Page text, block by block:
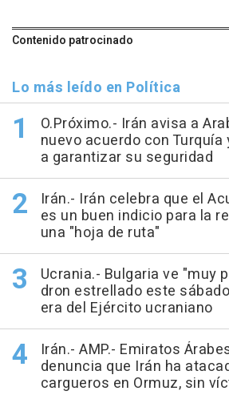
Contenido patrocinado
Lo más leído en Política
O.Próximo.- Irán avisa a
nuevo acuerdo con Turquía
a garantizar su seguridad
Irán.- Irán celebra que el
es un buen indicio para la
una "hoja de ruta"
Ucrania.- Bulgaria ve "muy
dron estrellado este
era del Ejército ucraniano
Irán.- AMP.- Emiratos
denuncia que Irán ha
cargueros en Ormuz, sin